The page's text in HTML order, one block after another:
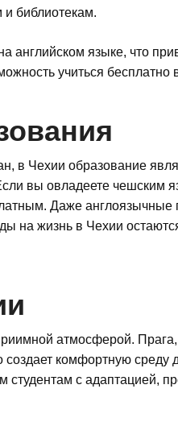
библиотекам.
языке, что
учиться бесплатно
в Чехии образование
вы овладеете чешским
Даже
на жизнь в Чехии
атмосферой. Прага,
комфортную среду
с адаптацией,